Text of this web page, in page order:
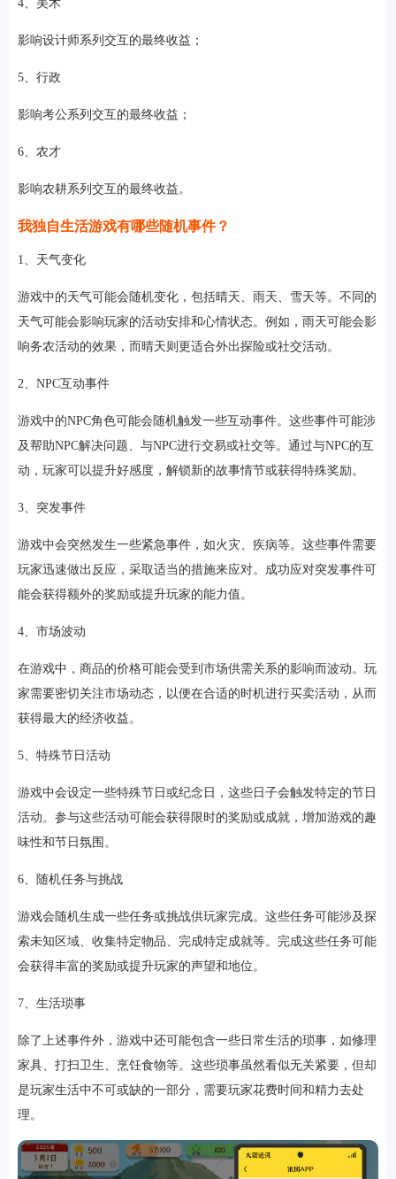
4、美术
影响设计师系列交互的最终收益；
5、行政
影响考公系列交互的最终收益；
6、农才
影响农耕系列交互的最终收益。
我独自生活游戏有哪些随机事件？
1、天气变化
游戏中的天气可能会随机变化，包括晴天、雨天、雪天等。不同的
天气可能会影响玩家的活动安排和心情状态。例如，雨天可能会影
响务农活动的效果，而晴天则更适合外出探险或社交活动。
2、NPC互动事件
游戏中的NPC角色可能会随机触发一些互动事件。这些事件可能涉
及帮助NPC解决问题、与NPC进行交易或社交等。通过与NPC的互
动，玩家可以提升好感度，解锁新的故事情节或获得特殊奖励。
3、突发事件
游戏中会突然发生一些紧急事件，如火灾、疾病等。这些事件需要
玩家迅速做出反应，采取适当的措施来应对。成功应对突发事件可
能会获得额外的奖励或提升玩家的能力值。
4、市场波动
在游戏中，商品的价格可能会受到市场供需关系的影响而波动。玩
家需要密切关注市场动态，以便在合适的时机进行买卖活动，从而
获得最大的经济收益。
5、特殊节日活动
游戏中会设定一些特殊节日或纪念日，这些日子会触发特定的节日
活动。参与这些活动可能会获得限时的奖励或成就，增加游戏的趣
味性和节日氛围。
6、随机任务与挑战
游戏会随机生成一些任务或挑战供玩家完成。这些任务可能涉及探
索未知区域、收集特定物品、完成特定成就等。完成这些任务可能
会获得丰富的奖励或提升玩家的声望和地位。
7、生活琐事
除了上述事件外，游戏中还可能包含一些日常生活的琐事，如修理
家具、打扫卫生、烹饪食物等。这些琐事虽然看似无关紧要，但却
是玩家生活中不可或缺的一部分，需要玩家花费时间和精力去处
理。